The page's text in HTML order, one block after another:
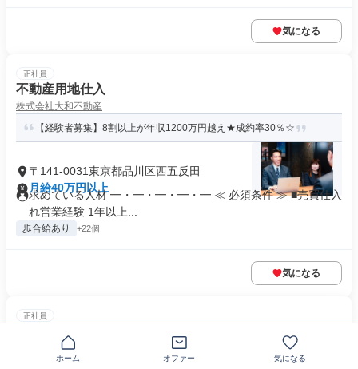
気になる
正社員
不動産用地仕入
株式会社大和不動産
【経験者募集】8割以上が年収1200万円越え★成約率30％☆
〒141-0031東京都品川区西五反田
月給40万円以上
求めている人材 ━・━・━・━・━ ≪ 必須条件 ≫ ■売買仕入
れ営業経験 1年以上...
歩合給あり +22個
気になる
正社員
日本住宅開発株式会社 東京本店
ホーム オファー 気になる